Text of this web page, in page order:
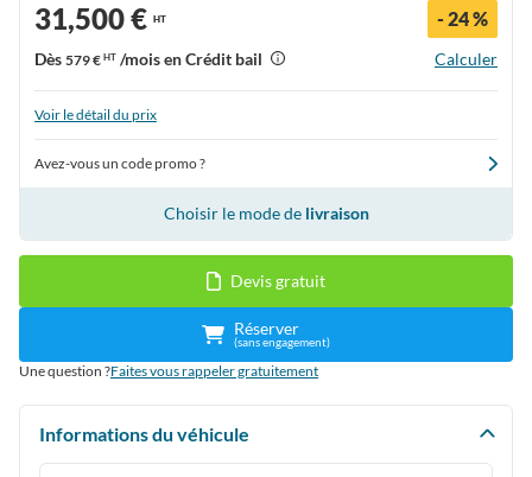
31,500 € HT - 24 %
Dès 579 € HT /mois en Crédit bail Calculer
Voir le détail du prix
Avez-vous un code promo ?
Choisir le mode de livraison
Devis gratuit
Réserver
(sans engagement)
Une question ?Faites vous rappeler gratuitement
Informations du véhicule